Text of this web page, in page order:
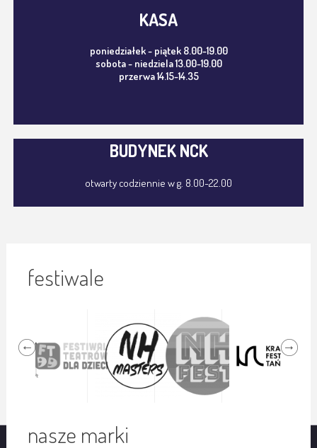
KASA
poniedziałek - piątek 8.00-19.00
sobota - niedziela 13.00-19.00
przerwa 14.15-14.35
BUDYNEK NCK
otwarty codziennie w g. 8.00-22.00
festiwale
nasze marki